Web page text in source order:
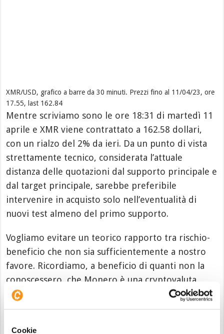
Cookie
XMR/USD, grafico a barre da 30 minuti. Prezzi fino al 11/04/23, ore
17.55, last 162.84
Mentre scriviamo sono le ore 18:31 di martedì 11
aprile e XMR viene contrattato a 162.58 dollari,
con un rialzo del 2% da ieri. Da un punto di vista
strettamente tecnico, considerata l’attuale
distanza delle quotazioni dal supporto principale e
dal target principale, sarebbe preferibile
intervenire in acquisto solo nell’eventualità di
nuovi test almeno del primo supporto.
Vogliamo evitare un teorico rapporto tra rischio-
beneficio che non sia sufficientemente a nostro
favore. Ricordiamo, a beneficio di quanti non la
conoscessero, che Monero è una cryptovaluta
estremamente capitalizzata. Occupa attualmente il
24° posto di questo particolare ranking a livello